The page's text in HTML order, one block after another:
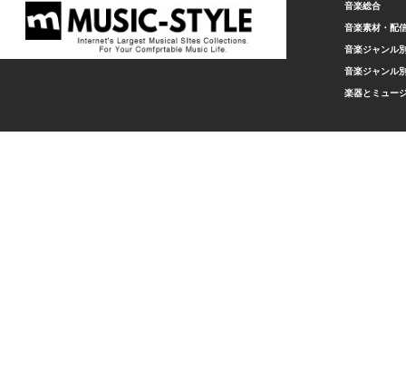
音楽総合
音楽素材・配
音楽ジャンル
音楽ジャンル
楽器とミュー